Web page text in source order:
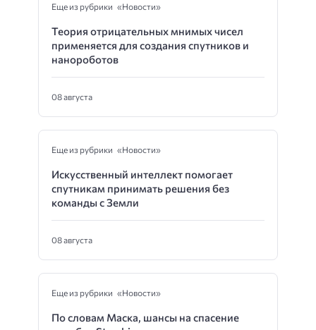
Еще из рубрики «Новости»
Теория отрицательных мнимых чисел
применяется для создания спутников и
нанороботов
08 августа
Еще из рубрики «Новости»
Искусственный интеллект помогает
спутникам принимать решения без
команды с Земли
08 августа
Еще из рубрики «Новости»
По словам Маска, шансы на спасение